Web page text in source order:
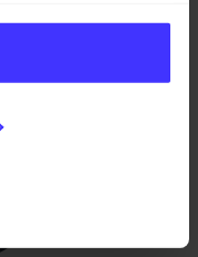
schätzen, bitten
folgenden
diese jederzeit
und klären mit dir
Gespräch.